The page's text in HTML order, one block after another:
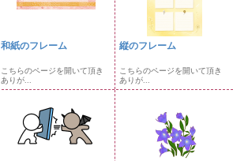
和紙のフレーム
こちらのページを開いて頂き
ありが...
縦のフレーム
こちらのページを開いて頂き
ありが...